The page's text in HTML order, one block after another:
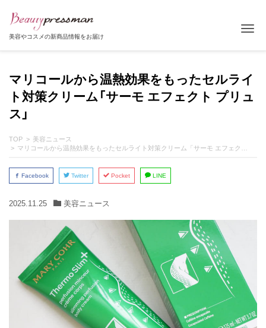
美容やコスメの新商品情報をお届け
マリコールから温熱効果をもったセルライ
ト対策クリーム「サーモ エフェクト プリュ
ス」
TOP
美容ニュース
マリコールから温熱効果をもったセルライト対策クリーム「サーモ エフェクト プリュス」
Facebook Twitter Pocket LINE
2025.11.25 美容ニュース